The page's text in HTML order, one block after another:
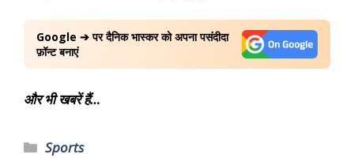
Google ➔ पर दैनिक भास्कर को अपना पसंदीदा
फ़ॉन्ट बनाएं
और भी खबरें हैं…
Sports